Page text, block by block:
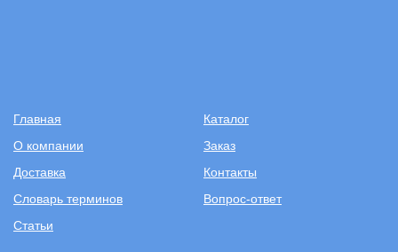
Главная
Каталог
О компании
Заказ
Доставка
Контакты
Словарь терминов
Вопрос-ответ
Статьи